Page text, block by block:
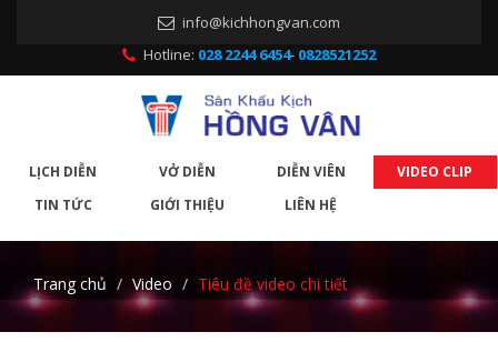
info@kichhongvan.com
Hotline: 028 2244 6454- 0828521252
LỊCH DIỄN VỞ DIỄN DIỄN VIÊN
VIDEO CLIP
TIN TỨC
GIỚI THIỆU LIÊN HỆ
Trang chủ Video Tiêu đề video chi tiết